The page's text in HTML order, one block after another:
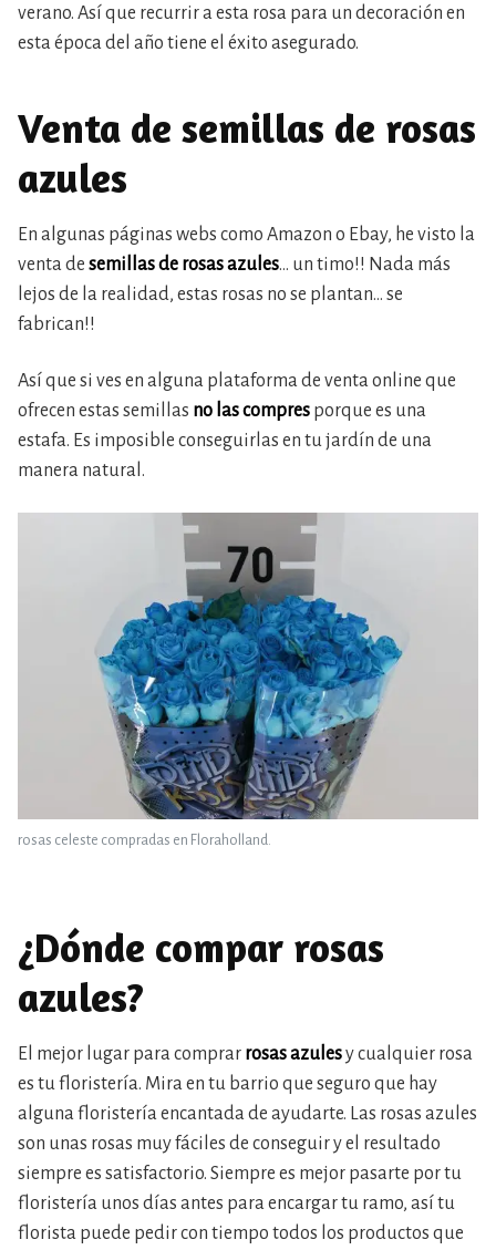
verano. Así que recurrir a esta rosa para un decoración en
esta época del año tiene el éxito asegurado.
Venta de semillas de rosas
azules
En algunas páginas webs como Amazon o Ebay, he visto la
venta de semillas de rosas azules… un timo!! Nada más
lejos de la realidad, estas rosas no se plantan… se
fabrican!!
Así que si ves en alguna plataforma de venta online que
ofrecen estas semillas no las compres porque es una
estafa. Es imposible conseguirlas en tu jardín de una
manera natural.
rosas celeste compradas en Floraholland.
¿Dónde compar rosas
azules?
El mejor lugar para comprar rosas azulesy cualquier rosa
es tu floristería. Mira en tu barrio que seguro que hay
alguna floristería encantada de ayudarte. Las rosas azules
son unas rosas muy fáciles de conseguir y el resultado
siempre es satisfactorio. Siempre es mejor pasarte por tu
floristería unos días antes para encargar tu ramo, así tu
florista puede pedir con tiempo todos los productos que